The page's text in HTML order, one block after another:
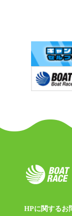
HPに関するお